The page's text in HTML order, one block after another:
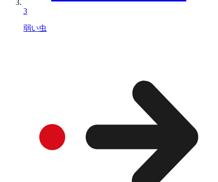
3
弱い虫